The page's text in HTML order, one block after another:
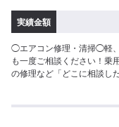
実績金額
◯エアコン修理・清掃◯軽
も一度ご相談ください！乗
の修理など「どこに相談し
上がり次第納車◯代車につ